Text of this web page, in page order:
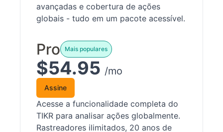
avançadas e cobertura de ações
globais - tudo em um pacote acessível.
Pro Mais populares
$54.95 /mo
Assine
Acesse a funcionalidade completa do
TIKR para analisar ações globalmente.
Rastreadores ilimitados, 20 anos de